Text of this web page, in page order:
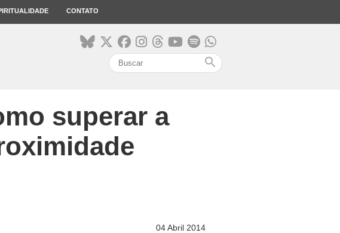
CONTATO
search
superar a
04 Abril 2014